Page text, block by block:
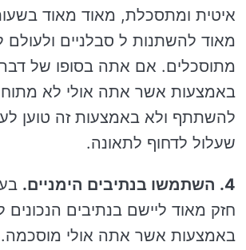
איטית ומתסכלת, מאוד מאוד
מאוד להשתנות ל סבלניים
מתוסכלים. אם אתה בסופו של דבר
באמצעות אשר אתה אולי לא
להשתתף ולא באמצעות זה טוען
שעלול לדחוף לתאונה.
4. השתמשו בנתיבים הימניים.
חזק מאוד ליישם בנתיבים הנכונים
באמצעות אשר אתה אולי מוסכמה.